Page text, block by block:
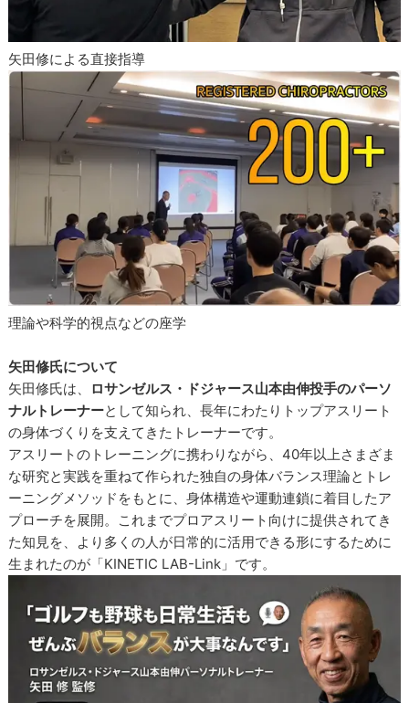
矢田修による直接指導
理論や科学的視点などの座学
矢田修氏について
矢田修氏は、
ロサンゼルス・ドジャース山本由伸投手のパーソ
ナルトレーナーとして知られ、長年にわたりトップアスリート
の身体づくりを支えてきたトレーナーです。
アスリートのトレーニングに携わりながら、40年以上さまざま
な研究と実践を重ねて作られた独自の身体バランス理論とトレ
ーニングメソッドをもとに、身体構造や運動連鎖に着目したア
プローチを展開。これまでプロアスリート向けに提供されてき
た知見を、より多くの人が日常的に活用できる形にするために
生まれたのが「KINETIC LAB-Link」です。